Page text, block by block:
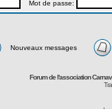
Mot de passe:
Nouveaux messages
Forum de l'association